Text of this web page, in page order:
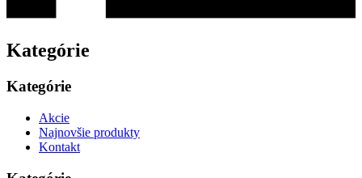
Kategórie
Kategórie
Akcie
Najnovšie produkty
Kontakt